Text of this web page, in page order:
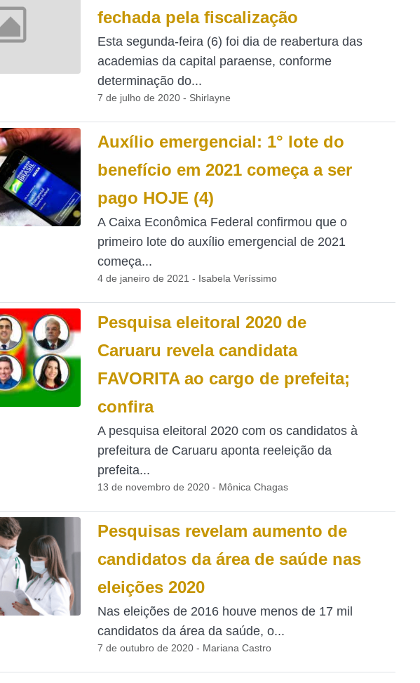
fechada pela fiscalização
Esta segunda-feira (6) foi dia de reabertura das
academias da capital paraense, conforme
determinação do...
7 de julho de 2020 - Shirlayne
Auxílio emergencial: 1° lote do
benefício em 2021 começa a ser
pago HOJE (4)
A Caixa Econômica Federal confirmou que o
primeiro lote do auxílio emergencial de 2021
começa...
4 de janeiro de 2021 - Isabela Veríssimo
Pesquisa eleitoral 2020 de
Caruaru revela candidata
FAVORITA ao cargo de prefeita;
confira
A pesquisa eleitoral 2020 com os candidatos à
prefeitura de Caruaru aponta reeleição da
prefeita...
13 de novembro de 2020 - Mônica Chagas
Pesquisas revelam aumento de
candidatos da área de saúde nas
eleições 2020
Nas eleições de 2016 houve menos de 17 mil
candidatos da área da saúde, o...
7 de outubro de 2020 - Mariana Castro